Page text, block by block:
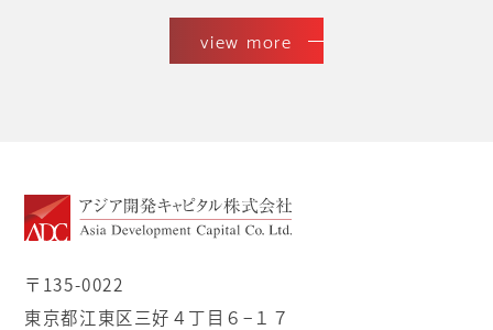
view more
〒135-0022
東京都江東区三好４丁目６−１７